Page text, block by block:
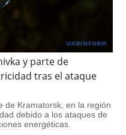
y parte de
tras el ataque
de Kramatorsk, en la región
debido a los ataques de
energéticas.